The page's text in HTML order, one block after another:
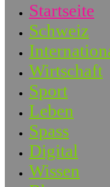
Startseite
Schweiz
Wirtschaft
Sport
Leben
Spass
Digital
Wissen